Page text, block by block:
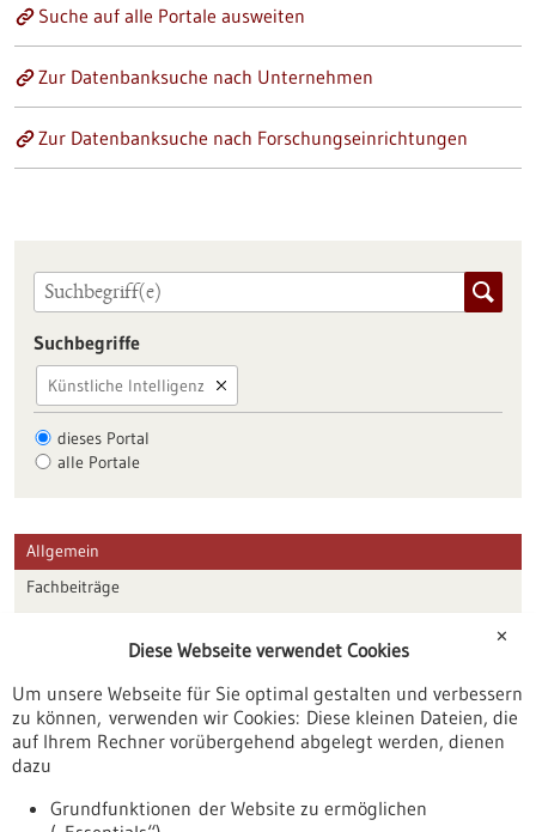
Suche auf alle Portale ausweiten
Zur Datenbanksuche nach Unternehmen
Zur Datenbanksuche nach Forschungseinrichtungen
Suchbegriffe
Künstliche Intelligenz
dieses Portal
alle Portale
Allgemein
Fachbeiträge
Veranstaltungen
Erscheinungsdatum
✕
Diese Webseite verwendet Cookies
Um unsere Webseite für Sie optimal gestalten und verbessern
zu können, verwenden wir Cookies: Diese kleinen Dateien, die
auf Ihrem Rechner vorübergehend abgelegt werden, dienen
dazu
Grundfunktionen der Website zu ermöglichen